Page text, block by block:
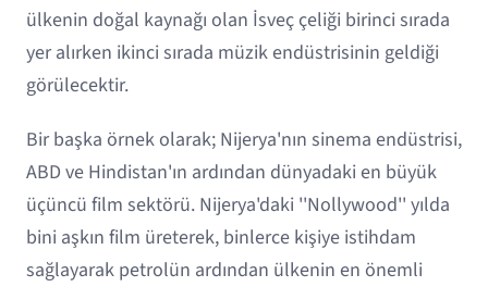
ülkenin doğal kaynağı olan İsveç çeliği birinci sırada
yer alırken ikinci sırada müzik endüstrisinin geldiği
görülecektir.
Bir başka örnek olarak; Nijerya'nın sinema endüstrisi,
ABD ve Hindistan'ın ardından dünyadaki en büyük
üçüncü film sektörü. Nijerya'daki ''Nollywood'' yılda
bini aşkın film üreterek, binlerce kişiye istihdam
sağlayarak petrolün ardından ülkenin en önemli